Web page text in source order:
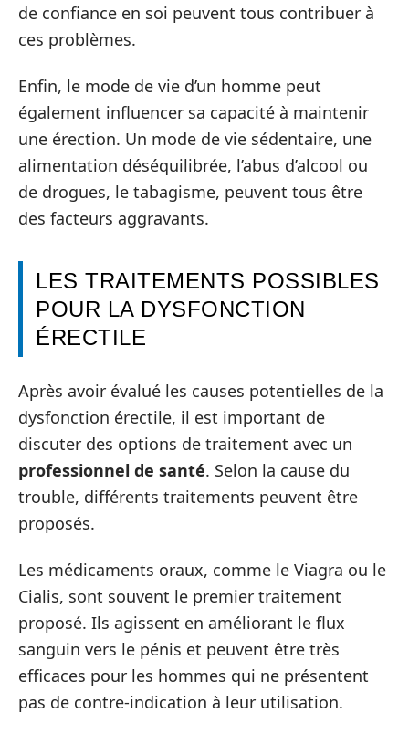
de confiance en soi peuvent tous contribuer à
ces problèmes.
Enfin, le mode de vie d’un homme peut
également influencer sa capacité à maintenir
une érection. Un mode de vie sédentaire, une
alimentation déséquilibrée, l’abus d’alcool ou
de drogues, le tabagisme, peuvent tous être
des facteurs aggravants.
LES TRAITEMENTS POSSIBLES
POUR LA DYSFONCTION
ÉRECTILE
Après avoir évalué les causes potentielles de la
dysfonction érectile, il est important de
discuter des options de traitement avec un
professionnel de santé. Selon la cause du
trouble, différents traitements peuvent être
proposés.
Les médicaments oraux, comme le Viagra ou le
Cialis, sont souvent le premier traitement
proposé. Ils agissent en améliorant le flux
sanguin vers le pénis et peuvent être très
efficaces pour les hommes qui ne présentent
pas de contre-indication à leur utilisation.